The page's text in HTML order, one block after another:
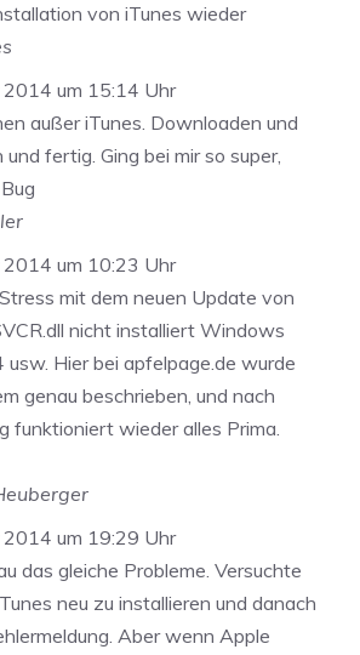
von iTunes wieder
2014 um 15:14 Uhr
außer iTunes. Downloaden und
und fertig. Ging bei mir so super,
2014 um 10:23 Uhr
mit dem neuen Update von
nicht installiert Windows
usw. Hier bei apfelpage.de wurde
genau beschrieben, und nach
funktioniert wieder alles Prima.
2014 um 19:29 Uhr
das gleiche Probleme. Versuchte
neu zu installieren und danach
Aber wenn Apple